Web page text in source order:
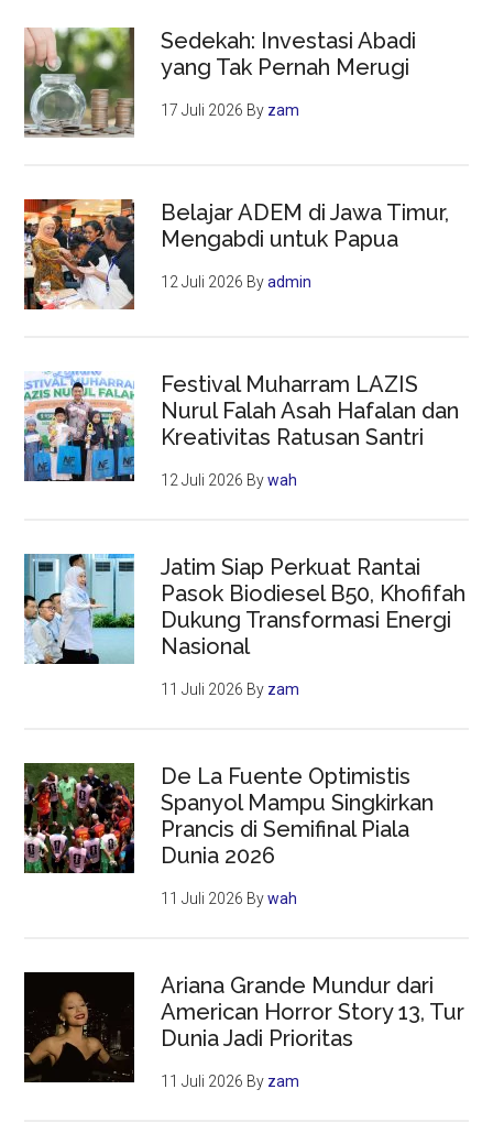
Sedekah: Investasi Abadi
yang Tak Pernah Merugi
17 Juli 2026 By zam
Belajar ADEM di Jawa Timur,
Mengabdi untuk Papua
12 Juli 2026 Byadmin
Festival Muharram LAZIS
Nurul Falah Asah Hafalan dan
Kreativitas Ratusan Santri
12 Juli 2026 Bywah
Jatim Siap Perkuat Rantai
Pasok Biodiesel B50, Khofifah
Dukung Transformasi Energi
Nasional
11 Juli 2026 By zam
De La Fuente Optimistis
Spanyol Mampu Singkirkan
Prancis di Semifinal Piala
Dunia 2026
11 Juli 2026 Bywah
Ariana Grande Mundur dari
American Horror Story 13, Tur
Dunia Jadi Prioritas
11 Juli 2026 By zam